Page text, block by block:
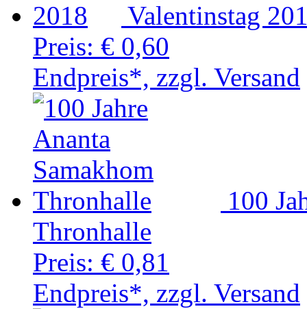
Valentinstag
Preis: € 0,60
Endpreis*, zzgl. Versand
100
Thronhalle
Preis: € 0,81
Endpreis*, zzgl. Versand